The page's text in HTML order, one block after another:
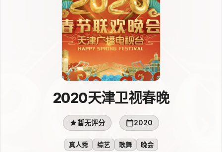
2020天津卫视春晚
暂无评分 2020
真人秀 综艺 歌舞 晚会